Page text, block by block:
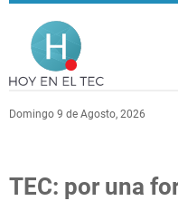
Pasar al contenido principal
Domingo 9 de Agosto, 2026
TEC: por una